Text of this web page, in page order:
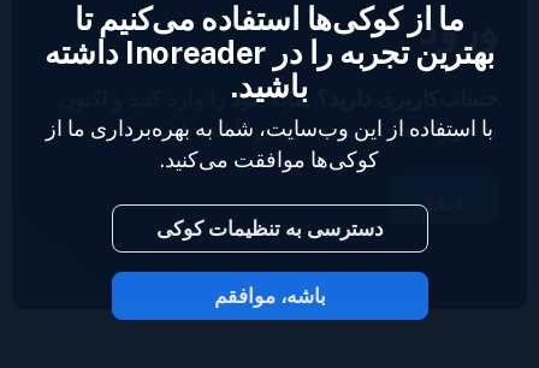
ورود
نمایه خود را وارد کنید و اکنون
به خوراک‌های خود دسترسی داشته باشید.
2023 © Inoreader
ما از کوکی‌ها استفاده می‌کنیم تا
بهترین تجربه را در Inoreader داشته
باشید.
با استفاده از این وب‌سایت، شما به بهره‌برداری ما از
کوکی‌ها موافقت می‌کنید.
دسترسی به تنظیمات کوکی
باشه، موافقم